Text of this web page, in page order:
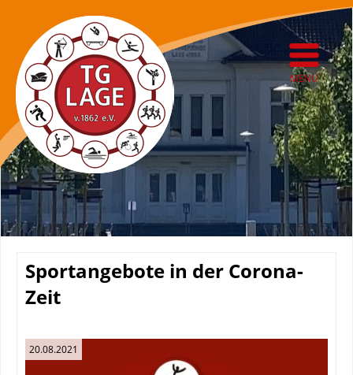
MENÜ
Sportangebote in der Corona-
Zeit
20.08.2021